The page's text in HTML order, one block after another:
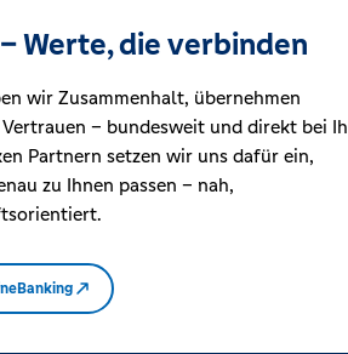
Werte, die verbinden
wir Zusammenhalt, übernehmen
– bundesweit und direkt bei
Partnern setzen wir uns dafür ein,
zu Ihnen passen – nah,